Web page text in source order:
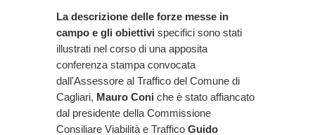
La descrizione delle forze messe in
campo e gli obiettivi specifici sono stati
illustrati nel corso di una apposita
conferenza stampa convocata
dall'Assessore al Traffico del Comune di
Cagliari, Mauro Coni che è stato affiancato
dal presidente della Commissione
Consiliare Viabilità e Traffico Guido